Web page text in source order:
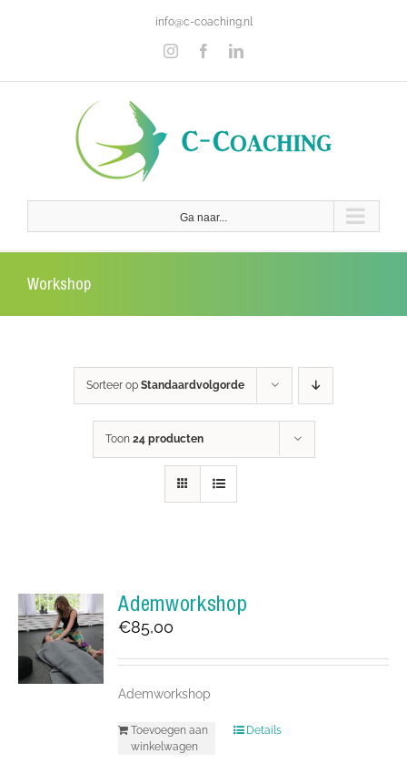
info@c-coaching.nl
InstagramFacebookLinkedIn
Ga naar...
Workshop
Sorteer op Standaardvolgorde
Toon 24 producten
Ademworkshop
€85,00
Ademworkshop
Toevoegen aan
winkelwagen
Details